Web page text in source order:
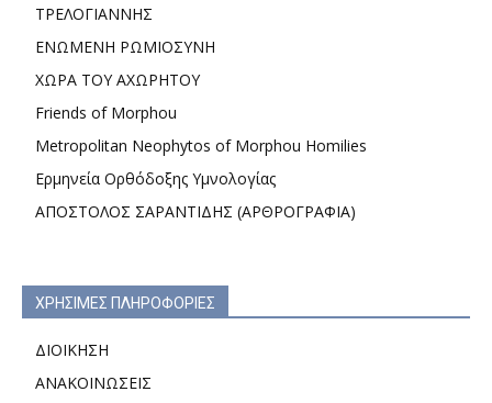
ΤΡΕΛΟΓΙΑΝΝΗΣ
ΕΝΩΜΕΝΗ ΡΩΜΙΟΣΥΝΗ
ΧΩΡΑ ΤΟΥ ΑΧΩΡΗΤΟΥ
Friends of Morphou
Metropolitan Neophytos of Morphou Homilies
Ερμηνεία Ορθόδοξης Υμνολογίας
ΑΠΟΣΤΟΛΟΣ ΣΑΡΑΝΤΙΔΗΣ (ΑΡΘΡΟΓΡΑΦΙΑ)
ΧΡΗΣΙΜΕΣ ΠΛΗΡΟΦΟΡΙΕΣ
ΔΙΟΙΚΗΣΗ
ΑΝΑΚΟΙΝΩΣΕΙΣ